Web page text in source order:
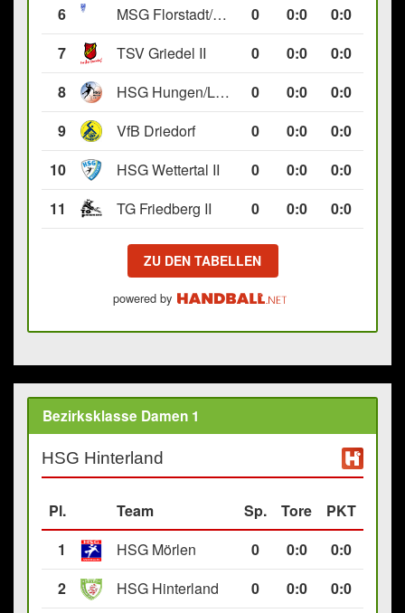
6
MSG Florstadt/Gettenau II 0 0:0
0:0
7
TSV Griedel II 0 0:0
0:0
8
HSG Hungen/Lich II 0 0:0
0:0
9
VfB Driedorf 0 0:0
0:0
10
HSG Wettertal II 0 0:0
0:0
11
TG Friedberg II 0 0:0 0:0
ZU DEN TABELLEN
powered by
Bezirksklasse Damen 1
HSG Hinterland
Pl. Team Sp. Tore
PKT
1
HSG Mörlen 0 0:0
0:0
2
HSG Hinterland 0 0:0
0:0